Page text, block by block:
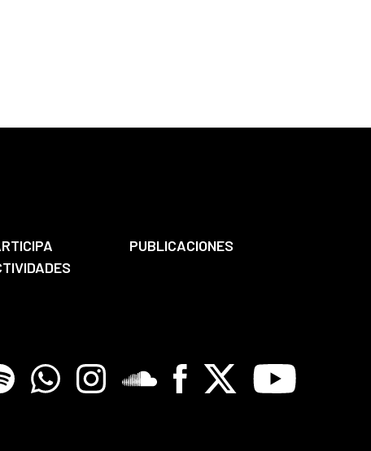
PUBLICACIONES
WhatsappInstagramSoundcloreFacebook
X Youtube